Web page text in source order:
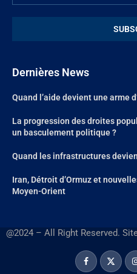
Dernières News
Quand l’aide devient une arme
La progression des droites
un basculement politique ?
Quand les infrastructures
Iran, Détroit d’Ormuz et
Moyen-Orient
@2024 – All Right Reserved.